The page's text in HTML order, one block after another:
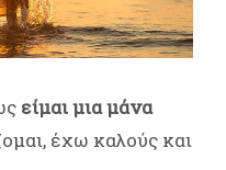
είμαι μια μάνα
έχω καλούς και